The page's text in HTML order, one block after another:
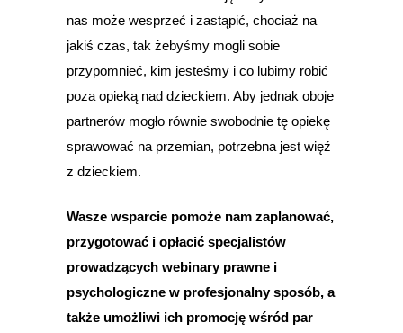
nas może wesprzeć i zastąpić, chociaż na
jakiś czas, tak żebyśmy mogli sobie
przypomnieć, kim jesteśmy i co lubimy robić
poza opieką nad dzieckiem. Aby jednak oboje
partnerów mogło równie swobodnie tę opiekę
sprawować na przemian, potrzebna jest więź
z dzieckiem.
Wasze wsparcie pomoże nam zaplanować,
przygotować i opłacić specjalistów
prowadzących webinary prawne i
psychologiczne w profesjonalny sposób, a
także umożliwi ich promocję wśród par